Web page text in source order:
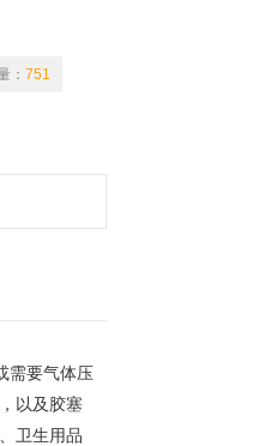
： 751
需要气体压
以及胶塞
卫生用品